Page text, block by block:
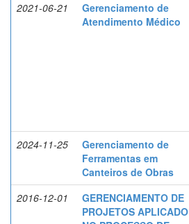
2021-06-21
Gerenciamento de
Atendimento Médico
2024-11-25
Gerenciamento de
Ferramentas em
Canteiros de Obras
2016-12-01
GERENCIAMENTO DE
PROJETOS APLICADO